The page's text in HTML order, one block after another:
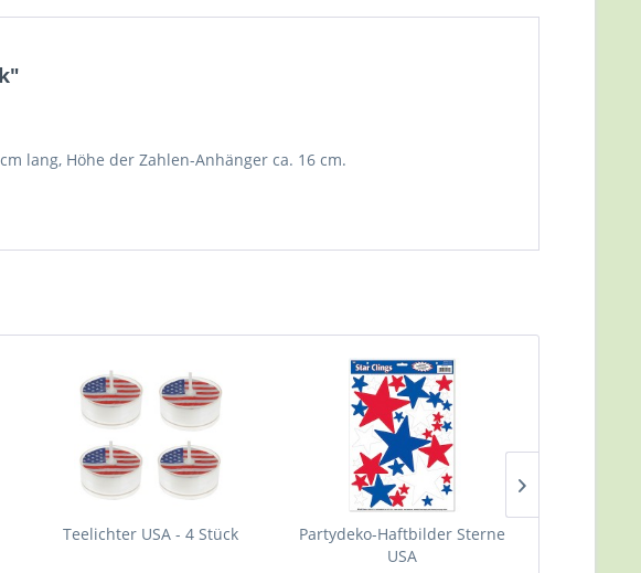
lang, Höhe der Zahlen-Anhänger ca. 16 cm.
Teelichter USA - 4 Stück
Partydeko-Haftbilder Sterne
USA